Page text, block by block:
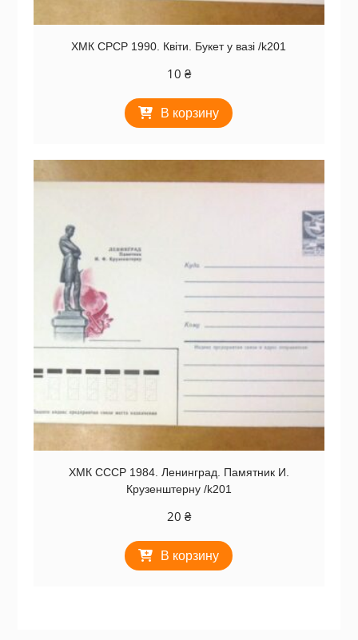
ХМК СРСР 1990. Квіти. Букет у вазі /k201
10 ₴
В корзину
ХМК СССР 1984. Ленинград. Памятник И.
Крузенштерну /k201
20 ₴
В корзину